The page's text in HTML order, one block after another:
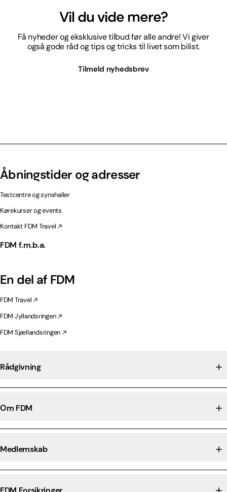
Vil du vide mere?
Få nyheder og eksklusive tilbud før alle andre! Vi giver
også gode råd og tips og tricks til livet som bilist.
Tilmeld nyhedsbrev
Åbningstider og adresser
Testcentre og synshaller
Kørekurser og events
Kontakt FDM Travel
FDM f.m.b.a.
En del af FDM
FDM Travel
FDM Jyllandsringen
FDM Sjællandsringen
Rådgivning
Om FDM
Medlemskab